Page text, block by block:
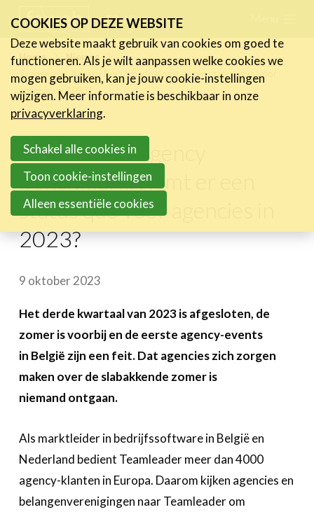
links
Jump
to
navigation
to
main
content
FR NL
Home
Nieuws
Teamleader Agency Benchmark: Komt er een status quo voor
agencies in 2023?
Teamleader Agency
Benchmark: Komt er een
status quo voor agencies in
2023?
9 oktober 2023
Het derde kwartaal van 2023 is afgesloten, de
zomer is voorbij en de eerste agency-events
in België zijn een feit. Dat agencies zich zorgen
maken over de slabakkende zomer is
niemand ontgaan.
Als marktleider in bedrijfssoftware in België en
Nederland bedient Teamleader meer dan 4000
agency-klanten in Europa. Daarom kijken agencies en
belangenverenigingen naar Teamleader om
Nieuws
Nieuwsberichten
FeWeb Videos
Jobs in de sector
Activiteiten
Cases
Over FeWeb
Lid worden Zoeken
COOKIES OP DEZE WEBSITE
Deze website maakt gebruik van cookies om goed te
functioneren. Als je wilt aanpassen welke cookies we
mogen gebruiken, kan je jouw cookie-instellingen
wijzigen. Meer informatie is beschikbaar in onze
privacyverklaring.
Schakel alle cookies in
Toon cookie-instellingen
Alleen essentiële cookies